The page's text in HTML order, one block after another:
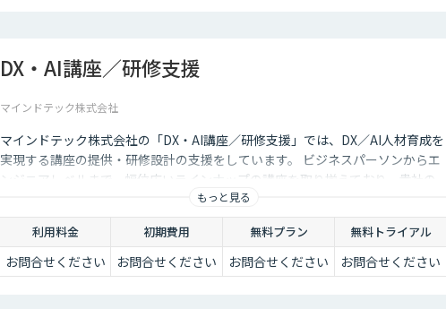
DX・AI講座／研修支援
マインドテック株式会社
マインドテック株式会社の「DX・AI講座／研修支援」では、DX／AI人材育成を
実現する講座の提供・研修設計の支援をしています。 ビジネスパーソンからエ
ンジニアレベルまで、幅位広いラインナップの講座を取り揃えており、貴社の
課題に合わせたオーダーメイド提案も可能です。
もっと見る
利用料金 初期費用 無料プラン 無料トライアル
お問合せください お問合せください お問合せください お問合せください